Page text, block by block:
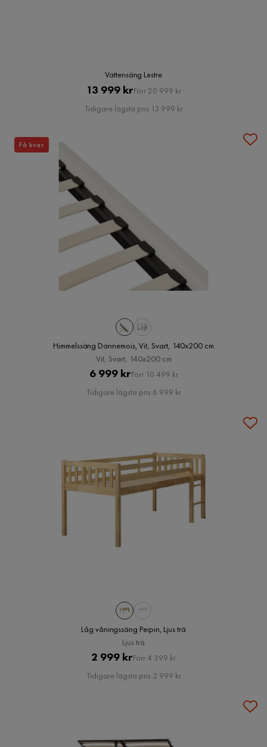
Vattensäng Lestre
Pris
13 999 krOriginal
Pris
Förr 20 999 kr
Tidigare lägsta pris 13 999 kr
Himmelssäng Dannemois, Vit, Svart, 140x200 cm
Vit, Svart, 140x200 cm
Pris
6 999 krOriginal
Pris
Förr 10 499 kr
Tidigare lägsta pris 6 999 kr
Få kvar
Låg våningssäng Peipin, Ljus trä
Ljus trä
Pris
2 999 krOriginal
Pris
Förr 4 399 kr
Tidigare lägsta pris 2 999 kr